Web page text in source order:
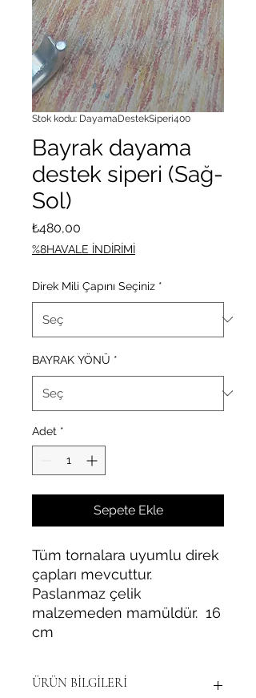
Stok kodu: DayamaDestekSiperi400
Bayrak dayama
destek siperi (Sağ-
Sol)
₺480,00
%8HAVALE İNDİRİMİ
Direk Mili Çapını Seçiniz *
BAYRAK YÖNÜ *
Adet *
Sepete Ekle
Tüm tornalara uyumlu direk
çapları mevcuttur.
Paslanmaz çelik
malzemeden mamüldür. 16
cm
ÜRÜN BİLGİLERİ